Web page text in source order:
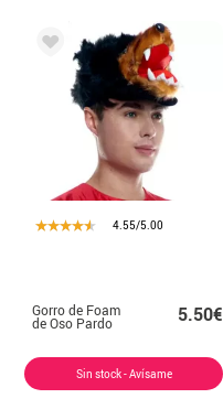
4.55/5.00
Gorro de Foam
de Oso Pardo 5.50€
Sin stock - Avísame